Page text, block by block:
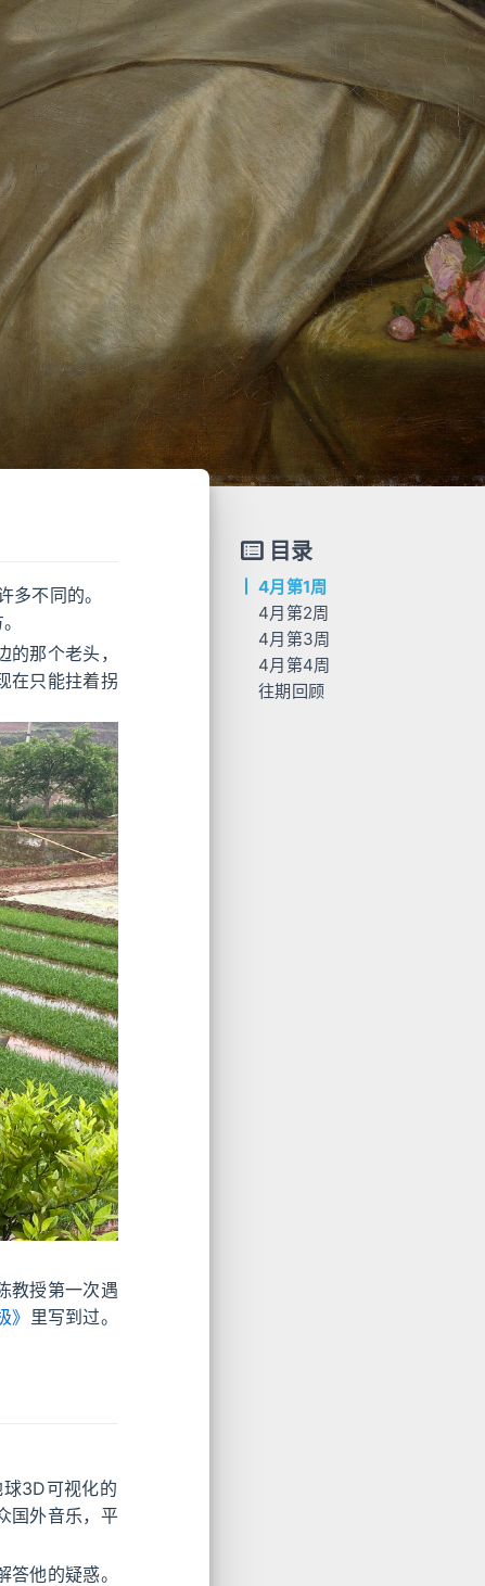
不同的。
那个老头，
在只能拄着拐
教授第一次遇
》 里写到过。
球3D可视化的
国外音乐，平
他的疑惑。
目录
4月第1周
4月第2周
4月第3周
4月第4周
往期回顾